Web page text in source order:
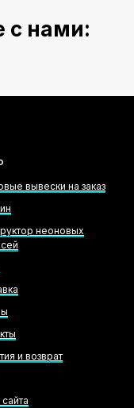
с нами:
вывески на заказ
неоновых
и возврат